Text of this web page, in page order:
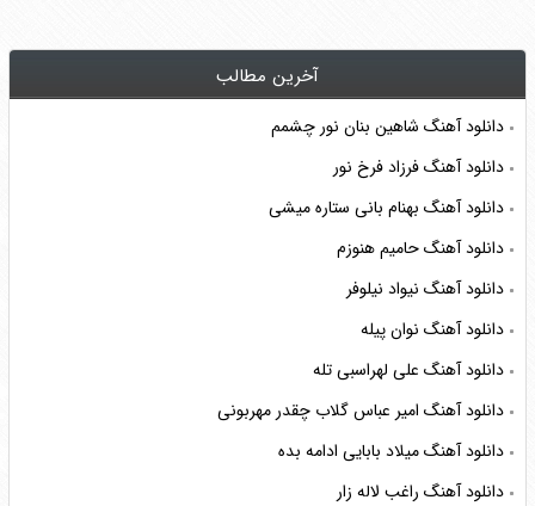
آخرین مطالب
دانلود آهنگ شاهین بنان نور چشمم
دانلود آهنگ فرزاد فرخ نور
دانلود آهنگ بهنام بانی ستاره میشی
دانلود آهنگ حامیم هنوزم
دانلود آهنگ نیواد نیلوفر
دانلود آهنگ نوان پیله
دانلود آهنگ علی لهراسبی تله
دانلود آهنگ امیر عباس گلاب چقدر مهربونی
دانلود آهنگ میلاد بابایی ادامه بده
دانلود آهنگ راغب لاله زار